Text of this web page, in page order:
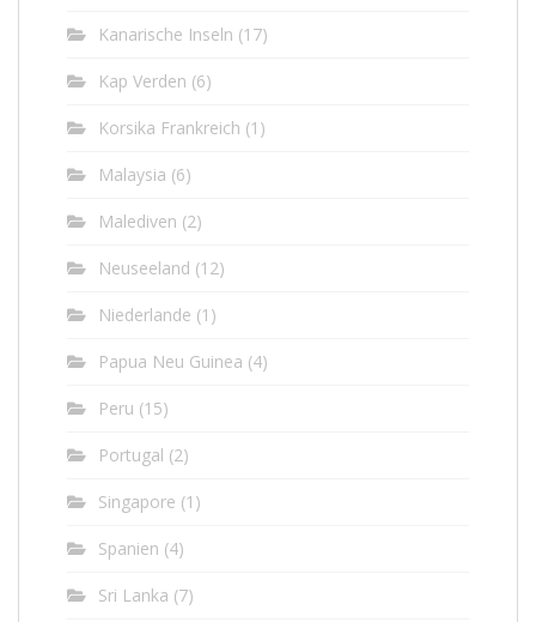
Kanarische Inseln (17)
Kap Verden (6)
Korsika Frankreich (1)
Malaysia (6)
Malediven (2)
Neuseeland (12)
Niederlande (1)
Papua Neu Guinea (4)
Peru (15)
Portugal (2)
Singapore (1)
Spanien (4)
Sri Lanka (7)